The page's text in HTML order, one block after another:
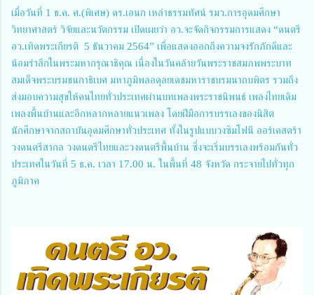
เมื่อวันที่ 1 ธ.ค. ศ.(พิเศษ) ดร.เอนก เหล่าธรรมทัศน์ รมว.การอุดมศึกษา
วิทยาศาสตร์ วิจัยและนวัตกรรม เปิดเผยว่า อว.จะจัดกิจกรรมการแสดง “ดนตรี
อว.เทิดพระเกียรติ 5 ธันวาคม 2564” เพื่อแสดงออกถึงความจงรักภักดีและ
น้อมรำลึกในพระมหากรุณาธิคุณ เนื่องในวันคล้ายวันพระราชสมภพพระบาท
สมเด็จพระบรมชนกาธิเบศ มหาภูมิพลอดุลยเดชมหาราชบรมนาถบพิตร รวมถึง
ส่งมอบความสุขให้คนไทยทั่วประเทศผ่านบทเพลงพระราชนิพนธ์ เพลงไทยเดิม
เพลงพื้นบ้านและอีกหลากหลายแนวเพลง โดยฝีมือการบรรเลงของนิสิต
นักศึกษาจากสถาบันอุดมศึกษาทั่วประเทศ ทั้งในรูปแบบวงซิมโฟนี ออร์เคสตร้า
วงดนตรีสากล วงดนตรีไทยและวงดนตรีพื้นบ้าน ซึ่งจะเริ่มบรรเลงพร้อมกันทั่ว
ประเทศในวันที่ 5 ธ.ค. เวลา 17.00 น. ในพื้นที่ 48 จังหวัด กระจายไปทั่วทุก
ภูมิภาค